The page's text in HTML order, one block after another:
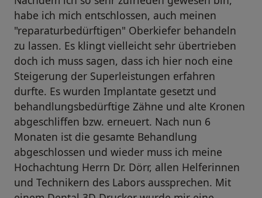
habe ich mich entschlossen, auch meinen
"reparaturbedürftigen" Oberkiefer behandeln
zu lassen. Es klingt vielleicht sehr übertrieben
doch ich muss sagen, dass ich hier noch eine
Steigerung der Superleistungen erfahren
durfte. Es wurden Implantate gesetzt und
behandlungsbedürftige Zähne und alte Kronen
abgeschliffen bzw. erneuert. Nach nun 6
Monaten ist die gesamte Behandlung
abgeschlossen und wieder muss ich meine
Hochachtung Herrn Dr. Dörr, allen Helferinnen
und Technikern des Labors aussprechen. Mit